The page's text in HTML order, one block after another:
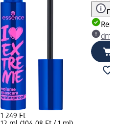
1 249 Ft
dm